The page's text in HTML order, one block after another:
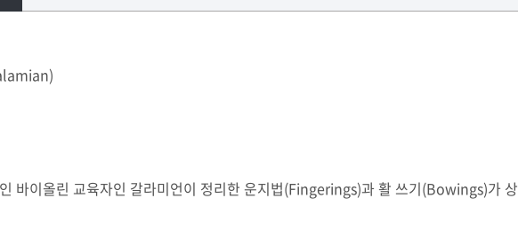
이올린 교육자인 갈라미언이 정리한 운지법(Fingerings)과 활 쓰기(Bowings)가